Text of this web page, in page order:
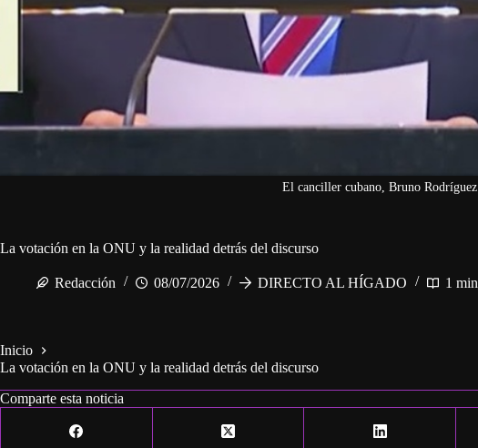
El canciller cubano, Bruno Rodríguez
La votación en la ONU y la realidad detrás del discurso
Redacción 08/07/2026 DIRECTO AL HÍGADO 1 min
Inicio
La votación en la ONU y la realidad detrás del discurso
Comparte esta noticia